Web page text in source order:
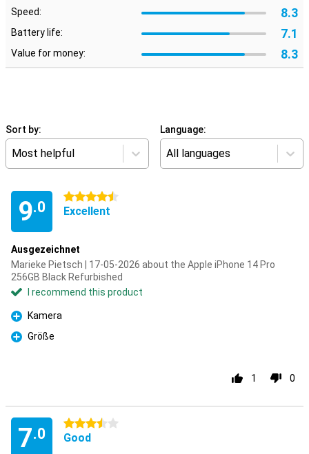
Speed: 8.3
Battery life: 7.1
Value for money: 8.3
Sort by:
Most helpful
Language:
All languages
9.0
4.5 stars
Excellent
Ausgezeichnet
Marieke Pietsch | 17-05-2026 about the Apple iPhone 14 Pro
256GB Black Refurbished
I recommend this product
Pro
Kamera
Pro
Größe
1 0
7.0
3.5 stars
Good